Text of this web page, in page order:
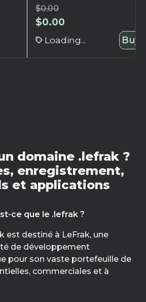
$0.00
$0.00
Loading... Buy
domaine .lefrak ?
enregistrement,
et applications
ce que le .lefrak ?
est destiné à LeFrak, une
de développement
pour son vaste portefeuille de
commerciales et à